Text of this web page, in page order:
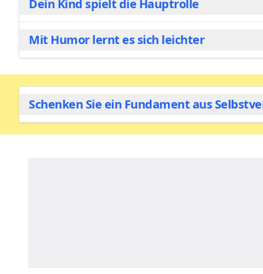
Oft fehlen uns die Worte, um über abstrakte
kindgerechte Sprache, um über Selbstreflexion,
Dein Kind spielt die Hauptrolle
In diesem Buch ist Ihr Kind nicht nur Zuschauer,
den Namen hinzu. Wenn Kinder sich selbst
Mit Humor lernt es sich leichter
Emotionale Themen müssen nicht schwer sein!
gleichermaßen zum Lachen bringen. Dieser
Geschichte.
Schenken Sie ein Fundament aus